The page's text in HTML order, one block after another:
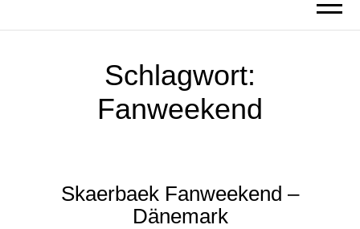
E.V.
Schlagwort:
Fanweekend
Skaerbaek Fanweekend –
Dänemark